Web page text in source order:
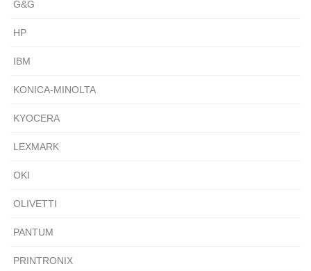
G&G
HP
IBM
KONICA-MINOLTA
KYOCERA
LEXMARK
OKI
OLIVETTI
PANTUM
PRINTRONIX